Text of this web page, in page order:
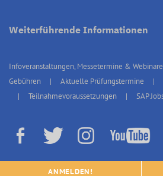
ANMELDEN!
Weiterführende Informationen
Infoveranstaltungen, Messetermine & Webinare
Gebühren
Aktuelle Prüfungstermine
Teilnahmevoraussetzungen
SAP
© 2026 erp4students Deutschland, Alle